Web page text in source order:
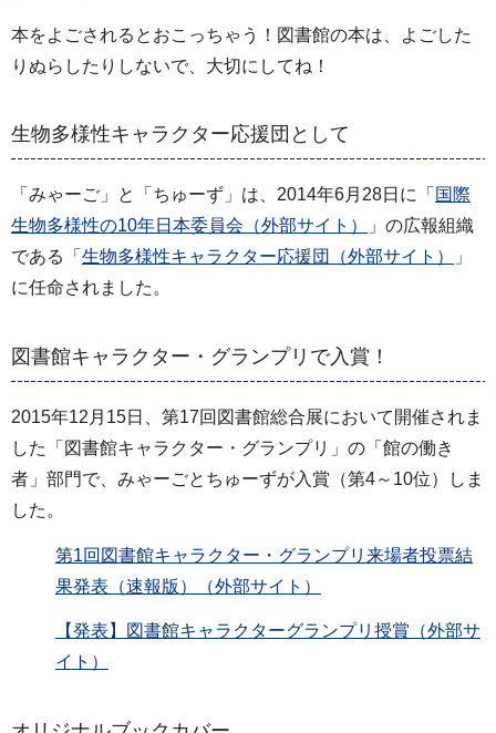
本をよごされるとおこっちゃう！図書館の本は、よごした
りぬらしたりしないで、大切にしてね！
生物多様性キャラクター応援団として
「みゃーご」と「ちゅーず」は、2014年6月28日に「 国際
生物多様性の10年日本委員会（外部サイト）
」の広報組織
である「 生物多様性キャラクター応援団（外部サイト）
」
に任命されました。
図書館キャラクター・グランプリで入賞！
2015年12月15日、第17回図書館総合展において開催されま
した「図書館キャラクター・グランプリ」の「館の働き
者」部門で、みゃーごとちゅーずが入賞（第4～10位）しま
した。
第1回図書館キャラクター・グランプリ来場者投票結
果発表（速報版）（外部サイト）
【発表】図書館キャラクターグランプリ授賞（外部サ
イト）